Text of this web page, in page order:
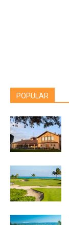
POPULAR